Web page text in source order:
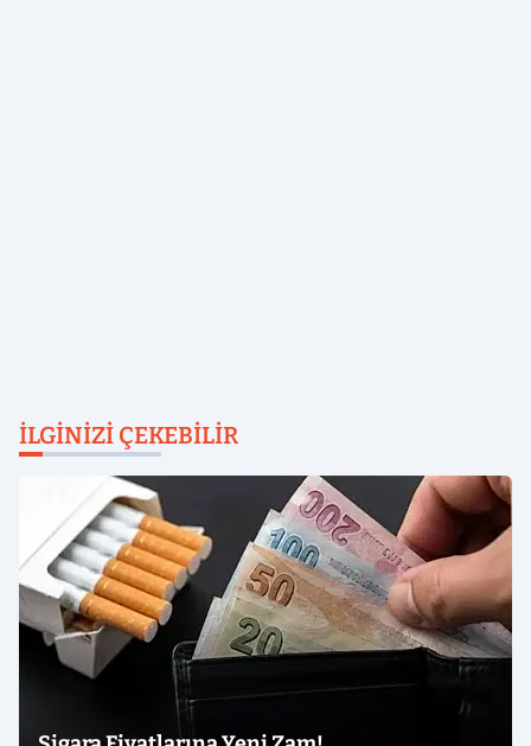
İLGINIZI ÇEKEBILIR